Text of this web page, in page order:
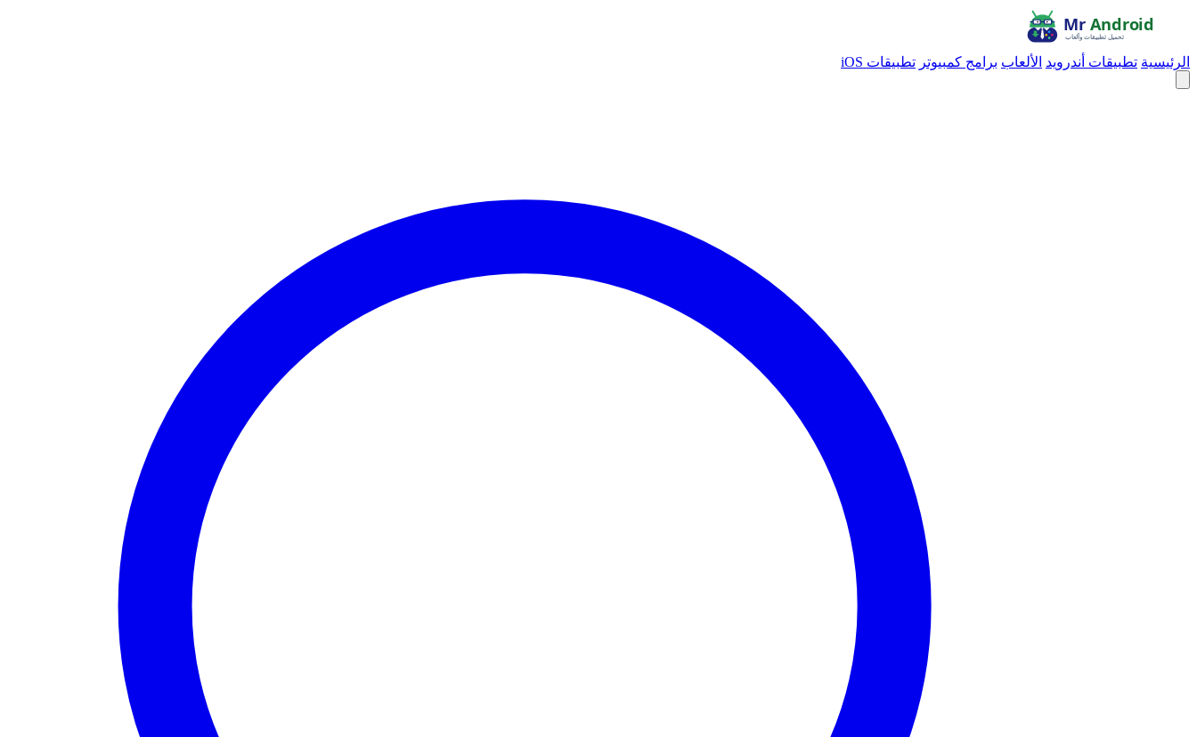
الرئيسية تطبيقات أندرويد الألعاب برامج كمبيوتر تطبيقات iOS